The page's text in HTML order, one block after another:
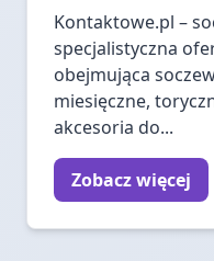
Kontaktowe.pl –
specjalistyczna
obejmująca
miesięczne,
akcesoria do...
Zobacz więcej